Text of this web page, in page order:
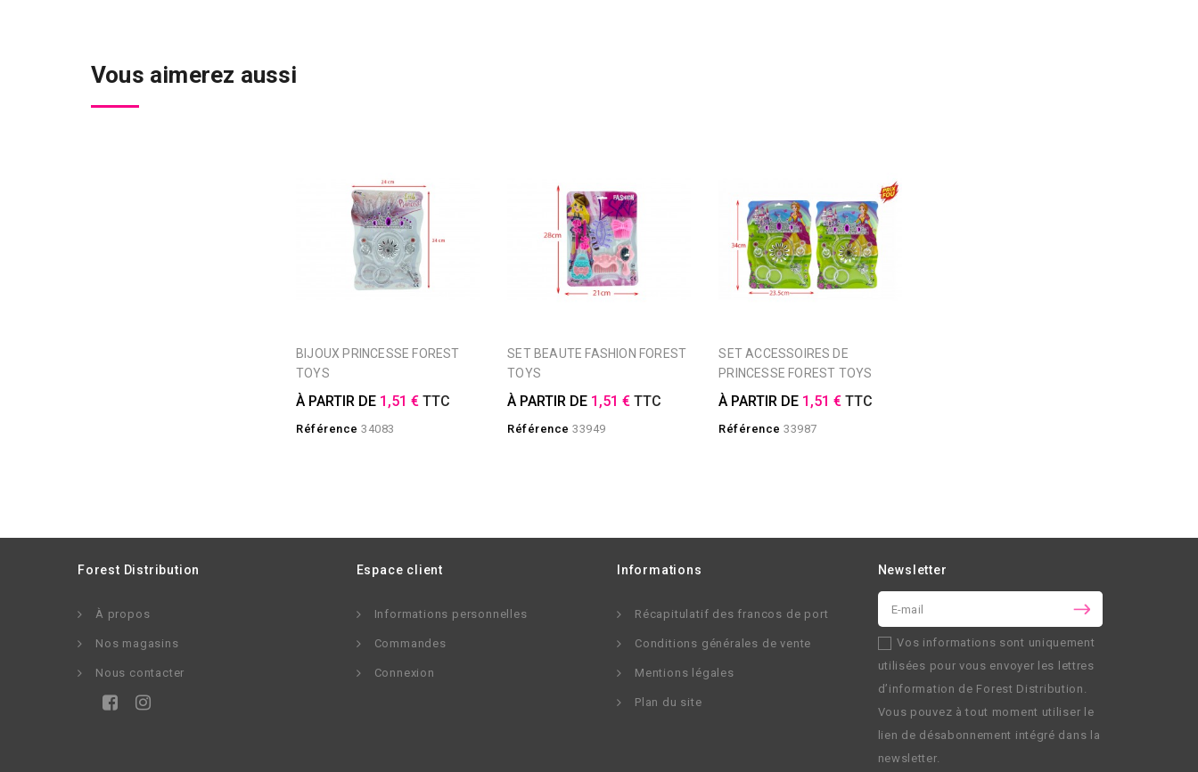
Vous aimerez aussi
BIJOUX PRINCESSE FOREST
TOYS
À PARTIR DE 1,51 € TTC
Référence 34083
SET BEAUTE FASHION FOREST
TOYS
À PARTIR DE 1,51 € TTC
Référence 33949
SET ACCESSOIRES DE
PRINCESSE FOREST TOYS
À PARTIR DE 1,51 € TTC
Référence 33987
Forest Distribution
À propos
Nos magasins
Nous contacter
Espace client
Informations personnelles
Commandes
Connexion
Informations
Récapitulatif des francos de port
Conditions générales de vente
Mentions légales
Plan du site
Newsletter
Vos informations sont uniquement
utilisées pour vous envoyer les lettres
d’information de Forest Distribution .
Vous pouvez à tout moment utiliser le
lien de désabonnement intégré dans la
newsletter.